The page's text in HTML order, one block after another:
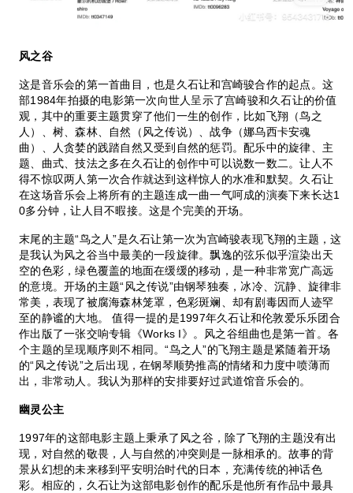
风之谷
这是音乐会的第一首曲目，也是久石让和宫崎骏合作的起点。这
部1984年拍摄的电影第一次向世人呈示了宫崎骏和久石让的价值
观，其中的重要主题贯穿了他们一生的创作，比如飞翔（鸟之
人）、树、森林、自然（风之传说）、战争（娜乌西卡安魂
曲）、人贪婪的践踏自然又受到自然的惩罚。配乐中的旋律、主
题、曲式、技法之多在久石让的创作中可以说数一数二。让人不
得不惊叹两人第一次合作就达到这样惊人的水准和默契。久石让
在这场音乐会上将所有的主题连成一曲一气呵成的演奏下来长达1
0多分钟，让人目不暇接。这是个完美的开场。
末尾的主题“鸟之人”是久石让第一次为宫崎骏表现飞翔的主题，这
是我认为风之谷当中最美的一段旋律。飘逸的弦乐似乎渲染出天
空的色彩，绿色覆盖的地面在缓缓的移动，是一种非常宽广高远
的意境。开场的主题“风之传说”由钢琴独奏，冰冷、沉静、旋律非
常美，表现了被腐海森林笼罩，色彩斑斓、却有剧毒因而人迹罕
至的静谧的大地。 值得一提的是1997年久石让和伦敦爱乐乐团合
作出版了一张交响专辑《Works I》。风之谷组曲也是第一首。各
个主题的呈现顺序则不相同。“鸟之人”的飞翔主题是紧随着开场
的“风之传说”之后出现，在钢琴顺势推高的情绪和力度中喷薄而
出，非常动人。我认为那样的安排要好过武道馆音乐会的。
幽灵公主
1997年的这部电影主题上秉承了风之谷，除了飞翔的主题没有出
现，对自然的敬畏，人与自然的冲突则是一脉相承的。故事的背
景从幻想的未来移到平安明治时代的日本，充满传统的神话色
彩。相应的，久石让为这部电影创作的配乐是他所有作品中最具